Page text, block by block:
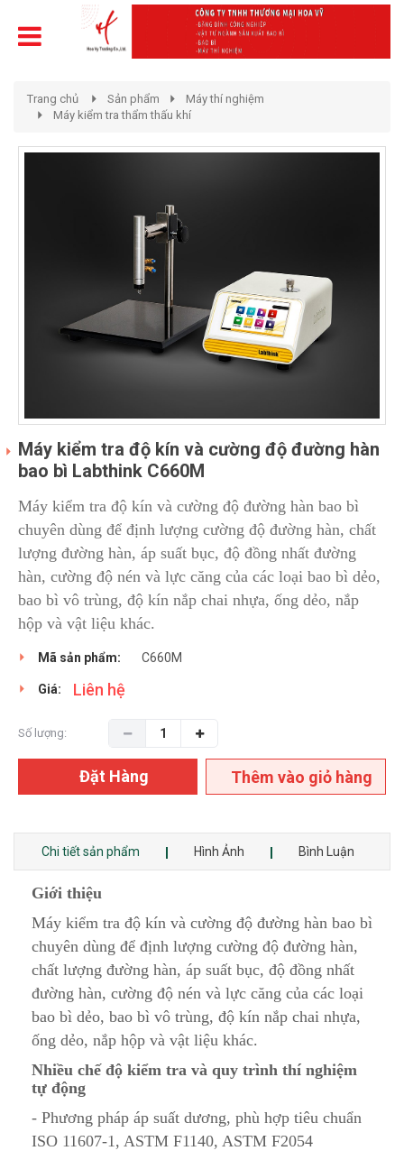
Trang chủ Sản phẩm
Máy thí nghiệm
Máy kiểm tra thẩm thấu khí
Máy kiểm tra độ kín và cường độ đường hàn
bao bì Labthink C660M
Máy kiểm tra độ kín và cường độ đường hàn bao bì
chuyên dùng để định lượng cường độ đường hàn, chất
lượng đường hàn, áp suất bục, độ đồng nhất đường
hàn, cường độ nén và lực căng của các loại bao bì dẻo,
bao bì vô trùng, độ kín nắp chai nhựa, ống dẻo, nắp
hộp và vật liệu khác.
Mã sản phẩm: C660M
Giá: Liên hệ
Số lượng:
Đặt Hàng Thêm vào giỏ hàng
Chi tiết sản phẩm Hình Ảnh Bình Luận
Giới thiệu
Máy kiểm tra độ kín và cường độ đường hàn bao bì
chuyên dùng để định lượng cường độ đường hàn,
chất lượng đường hàn, áp suất bục, độ đồng nhất
đường hàn, cường độ nén và lực căng của các loại
bao bì dẻo, bao bì vô trùng, độ kín nắp chai nhựa,
ống dẻo, nắp hộp và vật liệu khác.
Nhiều chế độ kiểm tra và quy trình thí nghiệm
tự động
- Phương pháp áp suất dương, phù hợp tiêu chuẩn
ISO 11607-1, ASTM F1140, ASTM F2054